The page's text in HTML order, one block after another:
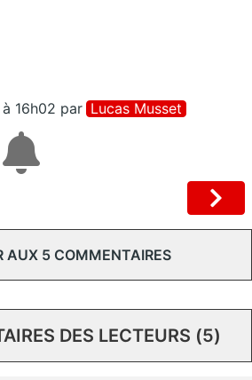
16h02 par Lucas Musset
AUX 5 COMMENTAIRES
DES LECTEURS (5)